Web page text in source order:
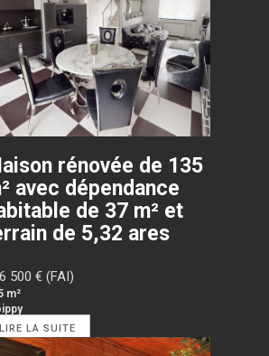
rénovée de 135
avec dépendance
de 37 m² et
de 5,32 ares
500 € (FAI)
m²
LIRE LA SUITE